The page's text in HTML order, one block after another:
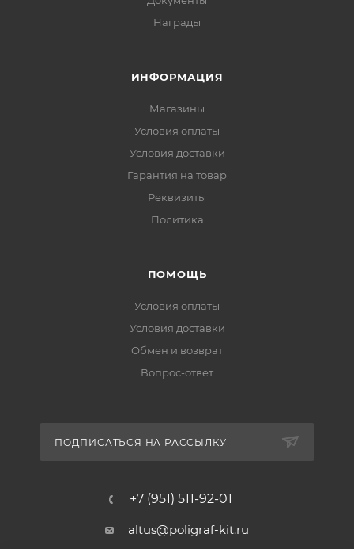
Награды
ИНФОРМАЦИЯ
Магазины
Условия оплаты
Условия доставки
Гарантия на товар
Реквизиты
Политика
ПОМОЩЬ
Условия оплаты
Условия доставки
Обмен и возврат
Вопрос-ответ
ПОДПИСАТЬСЯ НА РАССЫЛКУ
+7 (951) 511-92-01
altus@poligraf-kit.ru